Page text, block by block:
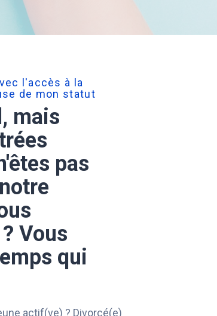
l'accès à la
de mon statut
mais
pas
Vous
qui
actif(ve) ? Divorcé(e)